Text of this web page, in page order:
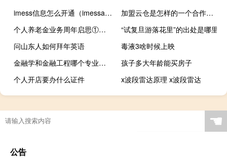
imess信息怎么开通（imessag信息是什么）
加盟云仓是怎样的一个合作模式
个人养老金业务周年启思①｜辟如行远必自迩 到底什么情况嘞
“试复旦游落花里”的出处是哪里
问山东人如何拜年英语
毒液3啥时候上映
金融学和金融工程哪个专业更好一些
孩子多大年龄能买房子
个人开店要办什么证件
x波段雷达原理 x波段雷达
☚
公告